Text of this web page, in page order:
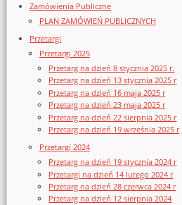
Zamówienia Publiczne
PLAN ZAMÓWIEŃ PUBLICZNYCH
Przetargi
Przetargi 2025
Przetarg na dzień 8 stycznia 2025 r.
Przetarg na dzień 13 stycznia 2025 r
Przetarg na dzień 16 maja 2025 r
Przetarg na dzień 23 maja 2025 r
Przetarg na dzień 22 sierpnia 2025 r
Przetarg na dzień 19 września 2025 r
Przetargi 2024
Przetarg na dzień 19 stycznia 2024 r
Przetargi na dzień 14 lutego 2024 r
Przetarg na dzień 28 czerwca 2024 r
Przetarg na dzień 12 sierpnia 2024